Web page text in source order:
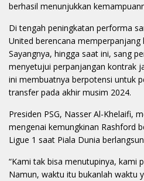
berhasil menunjukkan
Di tengah peningkatan performa
United berencana memperpanjang
Sayangnya, hingga saat ini, sang
menyetujui perpanjangan kontrak
ini membuatnya berpotensi untuk
transfer pada akhir musim 2024.
Presiden PSG, Nasser Al-Khelaifi,
mengenai kemungkinan Rashford
Ligue 1 saat Piala Dunia
“Kami tak bisa menutupinya, kami
Namun, waktu itu bukanlah waktu